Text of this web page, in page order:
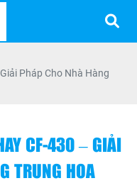
Pháp Cho Nhà Hàng
CF-430 – GIẢI
TRUNG HOA